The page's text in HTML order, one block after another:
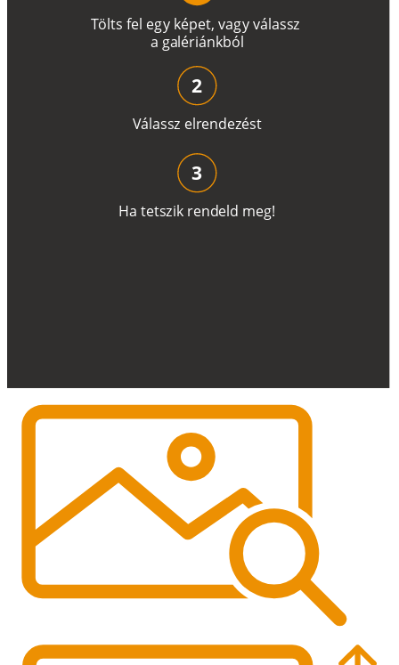
Tölts fel egy képet, vagyválassz
a galériánkból
Válassz elrendezést
2
Ha tetszik rendeld meg!
3